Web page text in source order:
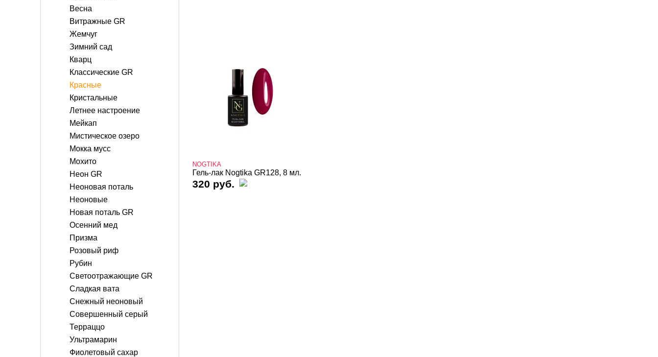
Весна
Витражные GR
Жемчуг
Зимний сад
Кварц
Классические GR
Красные
Кристальные
Летнее настроение
Мейкап
Мистическое озеро
Мокка мусс
Мохито
Неон GR
Неоновая поталь
Неоновые
Новая поталь GR
Осенний мед
Призма
Розовый риф
Рубин
Светоотражающие GR
Сладкая вата
Снежный неоновый
Совершенный серый
Терраццо
Ультрамарин
Фиолетовый сахар
NOGTIKA
Гель-лак Nogtika GR128, 8 мл.
320 руб.